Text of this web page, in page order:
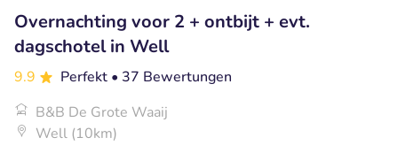
Overnachting voor 2 + ontbijt + evt.
dagschotel in Well
9.9 Perfekt • 37 Bewertungen
B&B De Grote Waaij
Well (10km)